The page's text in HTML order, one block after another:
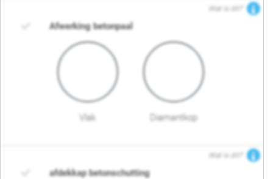
Wat is dit?
Afwerking betonpaal
Vlak Diamantkop
Wat is dit?
afdekkap betonschutting